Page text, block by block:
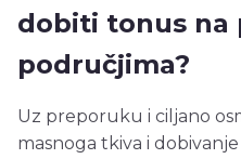
dobiti tonus na
područjima?
Uz preporuku i ciljano
masnoga tkiva i